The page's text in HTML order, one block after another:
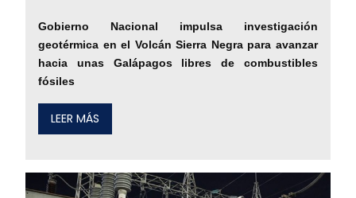
Gobierno Nacional impulsa investigación
geotérmica en el Volcán Sierra Negra para avanzar
hacia unas Galápagos libres de combustibles
fósiles
LEER MÁS